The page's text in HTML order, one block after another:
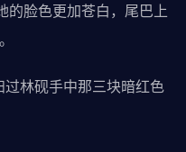
的脸色更加苍白，尾巴上
林砚手中那三块暗红色